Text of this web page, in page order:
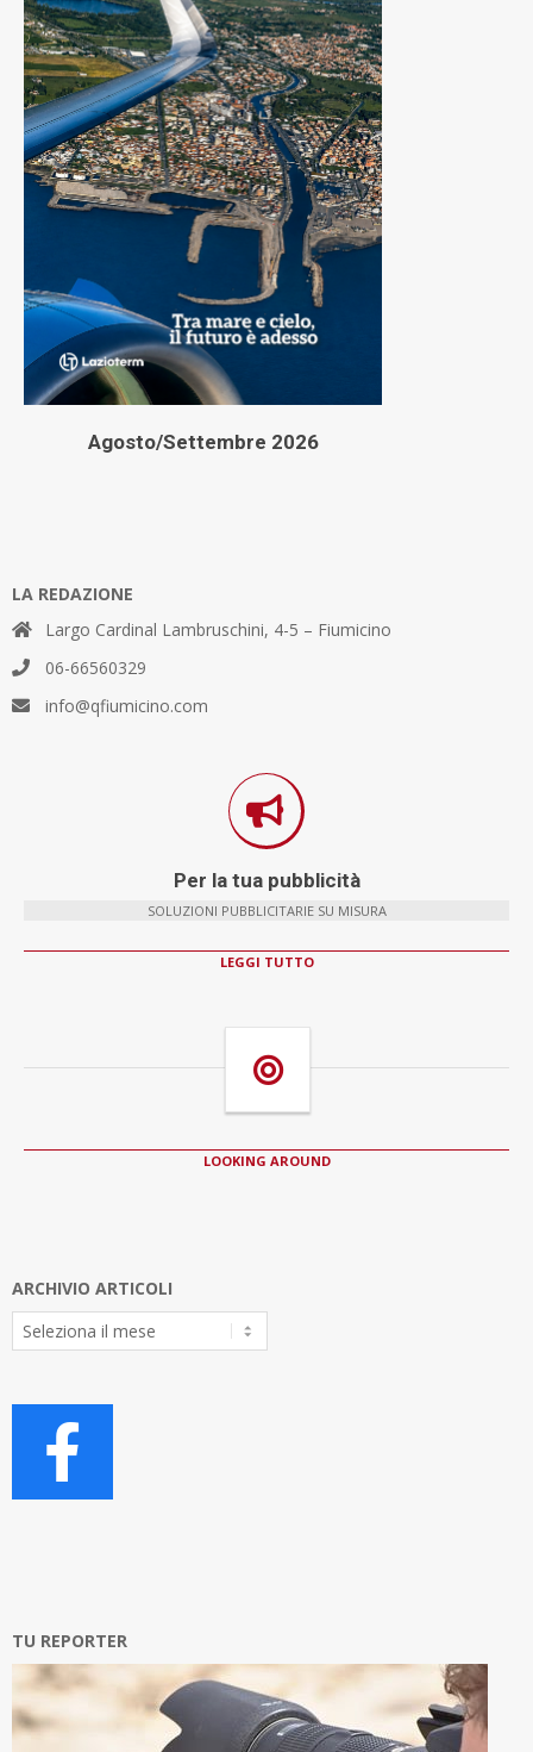
Agosto/Settembre 2026
LA REDAZIONE
Largo Cardinal Lambruschini, 4-5 – Fiumicino
06-66560329
info@qfiumicino.com
Per la tua pubblicità
SOLUZIONI PUBBLICITARIE SU MISURA
LEGGI TUTTO
LOOKING AROUND
ARCHIVIO ARTICOLI
Archivio
Articoli
TU REPORTER